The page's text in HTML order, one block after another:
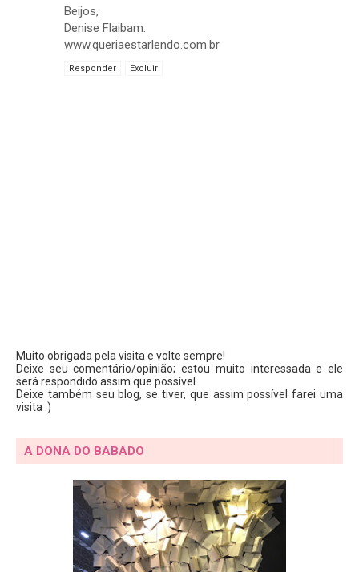
Beijos,
Denise Flaibam.
www.queriaestarlendo.com.br
Responder Excluir
Muito obrigada pela visita e volte sempre!
Deixe seu comentário/opinião; estou muito interessada e ele
será respondido assim que possível.
Deixe também seu blog, se tiver, que assim possível farei uma
visita :)
A DONA DO BABADO